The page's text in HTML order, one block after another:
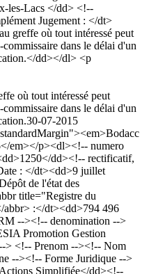
les-Lacs </dd> <!--
Jugement : </dt>
greffe où tout intéressé peut
dans le délai d'un
dd></dl> <p
où tout intéressé peut
dans le délai d'un
30-07-2015
em></p><dl><!-- numero
dd><!-- rectificatif,
: </dt><dd>9 juillet
de l'état des
title="Registre du
abbr> :</dt><dd>794 496
--><!-- denomination -->
Promotion Gestion
> <!-- Prenom --><!-- Nom
--><!-- Forme Juridique -->
Simplifiée</dd><!--